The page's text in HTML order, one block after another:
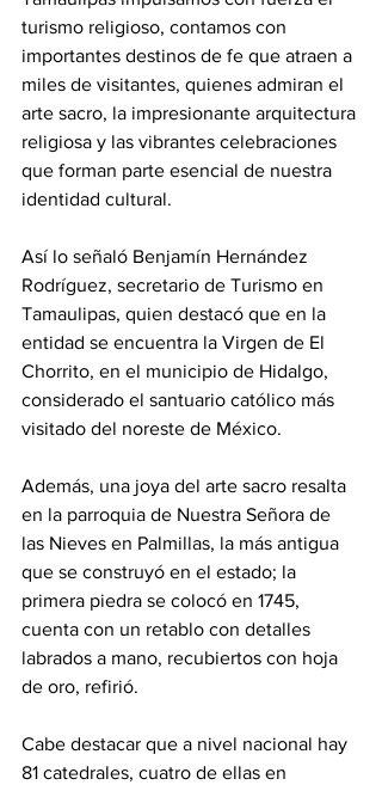
turismo religioso, contamos con
importantes destinos de fe que atraen a
miles de visitantes, quienes admiran el
arte sacro, la impresionante arquitectura
religiosa y las vibrantes celebraciones
que forman parte esencial de nuestra
identidad cultural.
Así lo señaló Benjamín Hernández
Rodríguez, secretario de Turismo en
Tamaulipas, quien destacó que en la
entidad se encuentra la Virgen de El
Chorrito, en el municipio de Hidalgo,
considerado el santuario católico más
visitado del noreste de México.
Además, una joya del arte sacro resalta
en la parroquia de Nuestra Señora de
las Nieves en Palmillas, la más antigua
que se construyó en el estado; la
primera piedra se colocó en 1745,
cuenta con un retablo con detalles
labrados a mano, recubiertos con hoja
de oro, refirió.
Cabe destacar que a nivel nacional hay
81 catedrales, cuatro de ellas en